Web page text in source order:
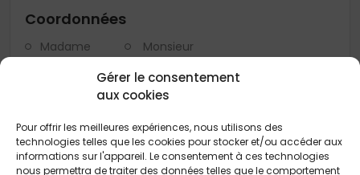
Gérer le consentement
aux cookies
Pour offrir les meilleures expériences, nous utilisons des
technologies telles que les cookies pour stocker et/ou accéder aux
informations sur l'appareil. Le consentement à ces technologies
nous permettra de traiter des données telles que le comportement
Coordonnées
Madame
Monsieur
Prénom*